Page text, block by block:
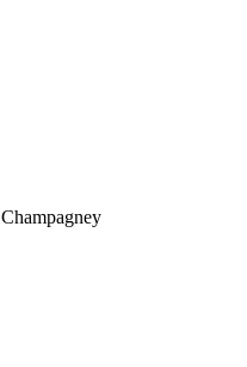
Champagney